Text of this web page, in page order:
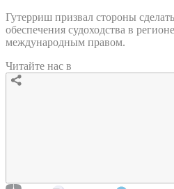
Гутерриш призвал стороны
обеспечения судоходства в
международным правом.
Читайте нас в